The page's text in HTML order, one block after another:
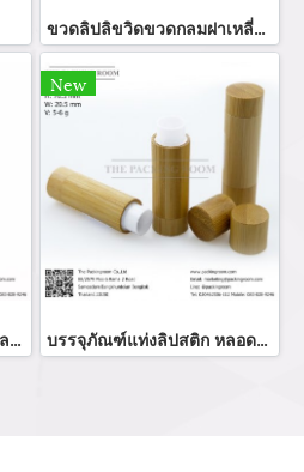
ขวดลิปลิขวิดขวดกลมฝาเหลี่ยม
บรรจุภัณฑ์หลอดลิปจิ้มจุ่ม หลอดลิปกลอส bottle lip gloss/ lip bottle ขวดลิป บรรจุภัณฑ์ใส่ลิป จำหน่ายบรรจุภัณฑ์เครื่องสำอางรรจุภัณฑ์เครื่องสำอางทุกประเภท
New
บรรจุภัณฑ์แท่งลิปสติก หลอดลิปแท่ง Lip stick package/ Lip tube สีแดงเงาฝาปิดแม่เหล็ก จำหน่ายบรรจุภัณฑ์เครื่องสำอางทุกประเภท